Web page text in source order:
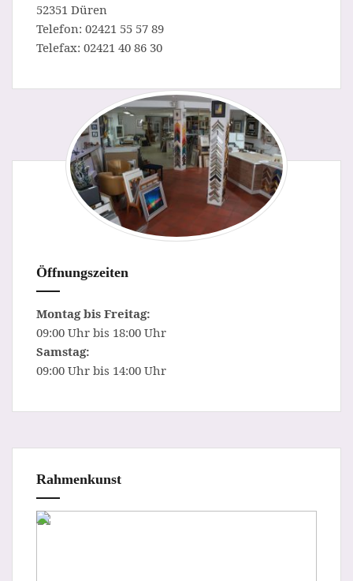
52351 Düren
Telefon: 02421 55 57 89
Telefax: 02421 40 86 30
Öffnungszeiten
Montag bis Freitag:
09:00 Uhr bis 18:00 Uhr
Samstag:
09:00 Uhr bis 14:00 Uhr
Rahmenkunst